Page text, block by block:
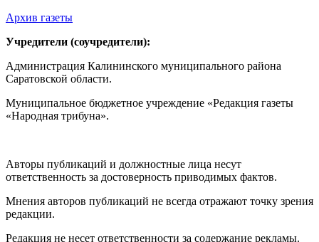
Архив газеты
Учредители (соучредители):
Администрация Калининского муниципального района
Саратовской области.
Муниципальное бюджетное учреждение «Редакция газеты
«Народная трибуна».
Авторы публикаций и должностные лица несут
ответственность за достоверность приводимых фактов.
Мнения авторов публикаций не всегда отражают точку зрения
редакции.
Редакция не несет ответственности за содержание рекламы.